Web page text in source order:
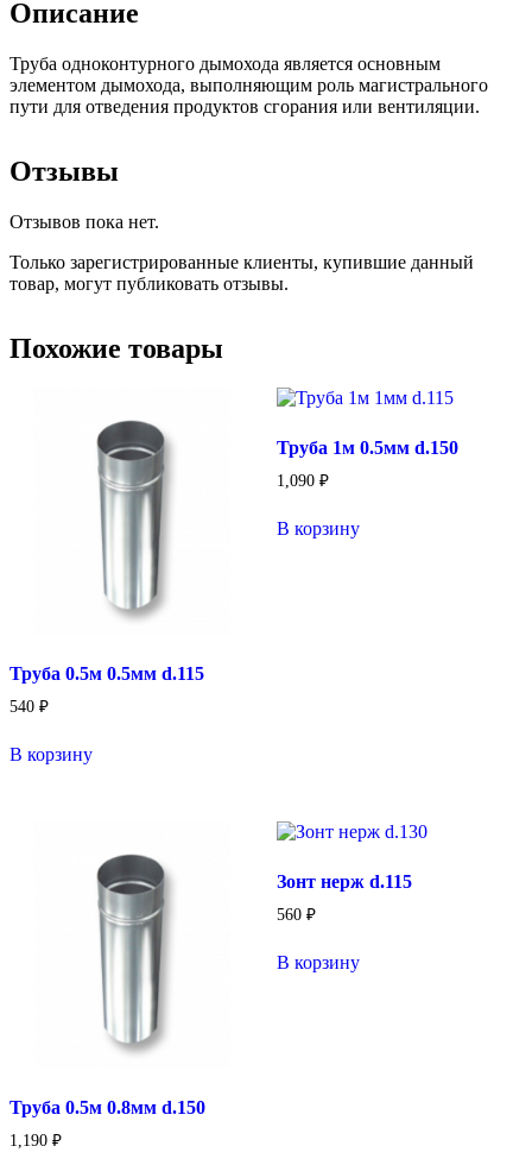
Описание
Труба одноконтурного дымохода является основным
элементом дымохода, выполняющим роль магистрального
пути для отведения продуктов сгорания или вентиляции.
Отзывы
Отзывов пока нет.
Только зарегистрированные клиенты, купившие данный
товар, могут публиковать отзывы.
Похожие товары
Труба 0.5м 0.5мм d.115
540 ₽
В корзину
Труба 1м 0.5мм d.150
1,090 ₽
В корзину
Труба 0.5м 0.8мм d.150
1,190 ₽
Зонт нерж d.115
560 ₽
В корзину